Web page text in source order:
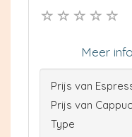
Meer
Prijs van
Prijs van
Type